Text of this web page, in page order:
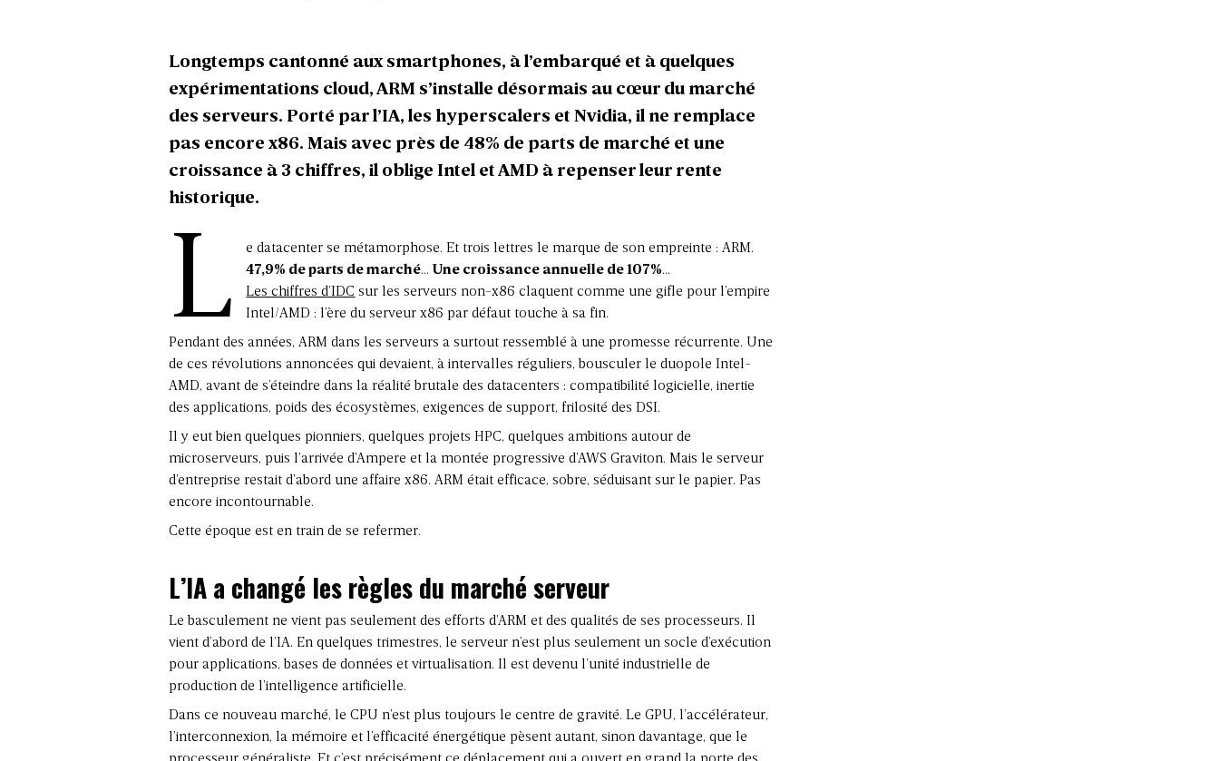
Longtemps cantonné aux smartphones, à l’embarqué et à quelques
expérimentations cloud, ARM s’installe désormais au cœur du marché
des serveurs. Porté par l’IA, les hyperscalers et Nvidia, il ne remplace
pas encore x86. Mais avec près de 48% de parts de marché et une
croissance à 3 chiffres, il oblige Intel et AMD à repenser leur rente
historique.
L
e datacenter se métamorphose. Et trois lettres le marque de son empreinte : ARM.
47,9% de parts de marché… Une croissance annuelle de 107%…
Les chiffres d’IDC sur les serveurs non-x86 claquent comme une gifle pour l’empire
Intel/AMD : l’ère duserveur x86 par défaut touche à sa fin.
Pendant des années, ARM dans les serveurs a surtout ressemblé à une promesse récurrente. Une
de ces révolutions annoncées qui devaient, à intervalles réguliers, bousculer le duopole Intel-
AMD, avant de s’éteindre dans la réalité brutale des datacenters : compatibilité logicielle, inertie
des applications, poids des écosystèmes, exigences de support, frilosité des DSI.
Il y eut bien quelques pionniers, quelques projets HPC, quelques ambitions autour de
microserveurs, puis l’arrivée d’Ampere et la montée progressive d’AWS Graviton. Mais le serveur
d’entreprise restait d’abord une affaire x86. ARM était efficace, sobre, séduisant sur le papier. Pas
encore incontournable.
Cette époque est en train de se refermer.
L’IA a changé les règles du marché serveur
Le basculement ne vient pas seulement des efforts d’ARM et des qualités de ses processeurs. Il
vient d’abord de l’IA. En quelques trimestres, le serveur n’est plus seulement un socle d’exécution
pour applications, bases de données et virtualisation. Il est devenu l’unité industrielle de
production de l’intelligence artificielle.
Dans ce nouveau marché, le CPU n’est plus toujours le centre de gravité. Le GPU, l’accélérateur,
l’interconnexion, la mémoire et l’efficacité énergétique pèsent autant, sinon davantage, que le